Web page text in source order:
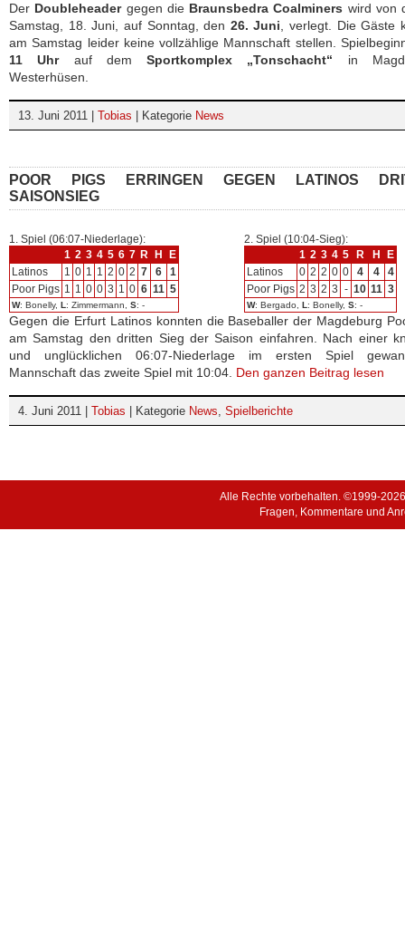
Der Doubleheadergegen die Braunsbedra Coalminers wird von
Samstag, 18. Juni, auf Sonntag, den 26. Juni , verlegt. Die Gäste
am Samstag leider keine vollzählige Mannschaft stellen.
11 Uhrauf demSportkomplex „Tonschacht“ in
Westerhüsen.
13. Juni 2011 | Tobias | Kategorie News
POOR PIGS ERRINGEN GEGEN LATINOS
SAISONSIEG
1. Spiel (06:07-Niederlage):
1 2 3 4 5 6 7 R H
E
Latinos
1 0 1 1 2 0 2 7 6
1
Poor Pigs 1 1 0 0 3 1 0 6 11 5
W: Bonelly, L : Zimmermann, S: -
2. Spiel (10:04-Sieg):
1 2 3 4 5 R H
E
Latinos
0 2 2 0 0 4 4
4
Poor Pigs 2 3 2 3 - 10 11 3
W: Bergado, L : Bonelly, S: -
Gegen die Erfurt Latinos konnten die Baseballer der Magdeburg
am Samstag den dritten Sieg der Saison einfahren. Nach einer
und unglücklichen 06:07-Niederlage im ersten Spiel
Mannschaft das zweite Spiel mit 10:04. Den ganzen Beitrag lesen
4. Juni 2011 | Tobias | Kategorie News, Spielberichte
Alle Rechte vorbehalten. ©1999-
Fragen, Kommentare und